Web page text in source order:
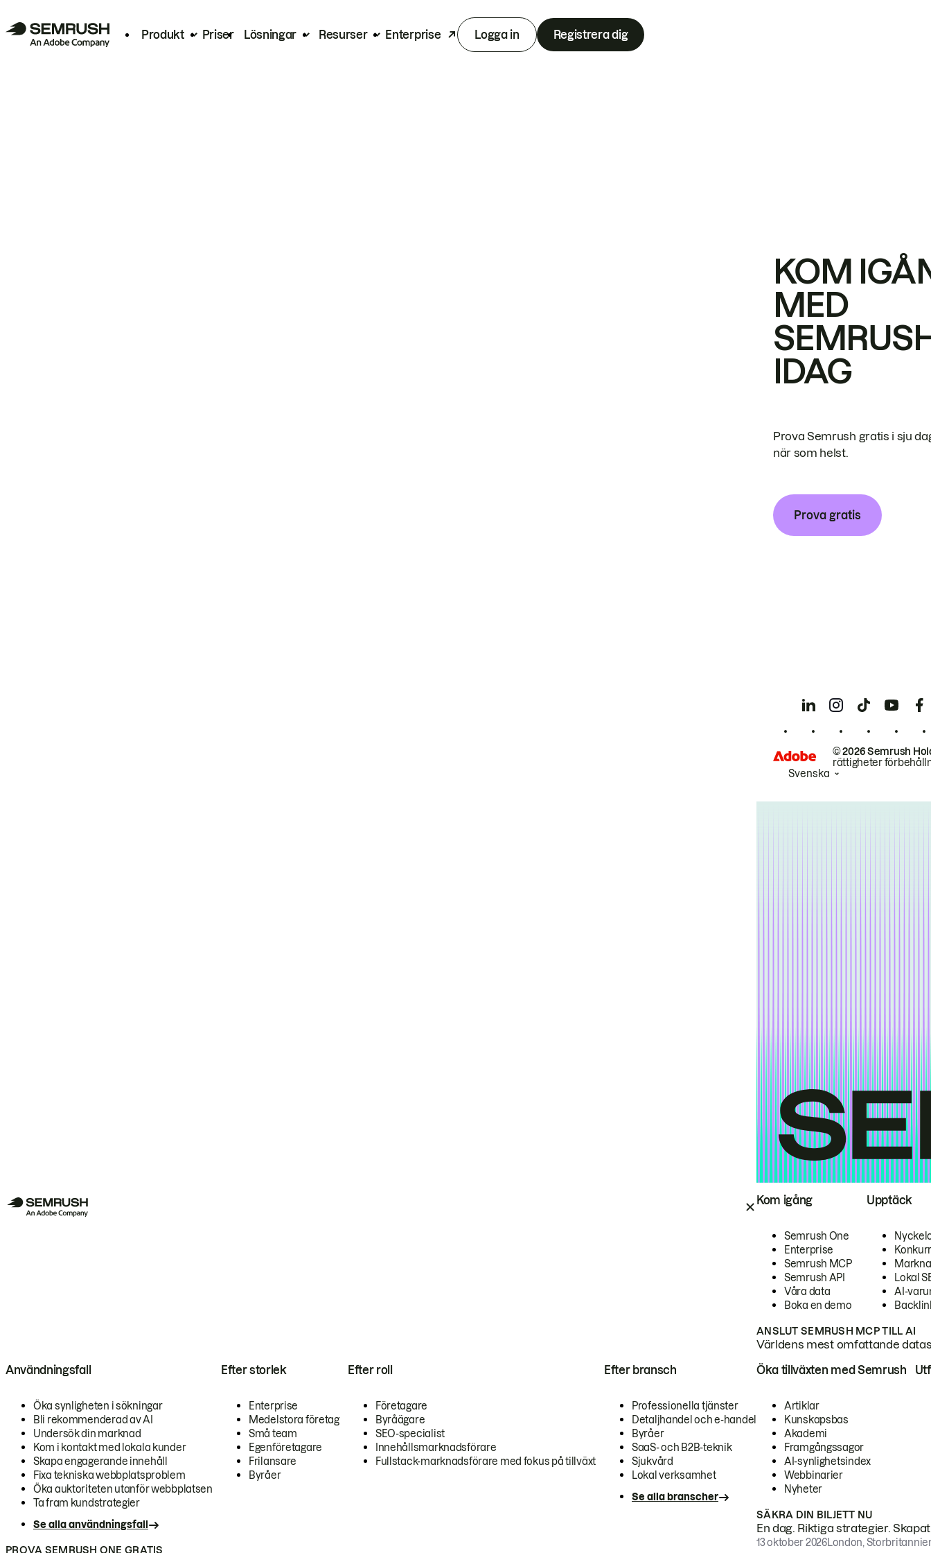
Produkt Priser Lösningar Resurser Enterprise Logga in Registrera dig
Kom igång
Semrush One
Enterprise
Semrush MCP
Semrush API
Våra data
Boka en demo
Upptäck
Lokal
AI-
ANSLUT SEMRUSH MCP TILL AI
Världens mest omfattande
Användningsfall
Öka synligheten i sökningar
Bli rekommenderad av AI
Undersök din marknad
Kom i kontakt med lokala kunder
Skapa engagerande innehåll
Fixa tekniska webbplatsproblem
Öka auktoriteten utanför webbplatsen
Ta fram kundstrategier
Se alla användningsfall
Efter storlek
Enterprise
Medelstora företag
Små team
Egenföretagare
Frilansare
Byråer
Efter roll
Företagare
Byråägare
SEO-specialist
Innehållsmarknadsförare
Fullstack-marknadsförare med fokus på tillväxt
Efter bransch
Professionella tjänster
Detaljhandel och e-handel
Byråer
SaaS- och B2B-teknik
Sjukvård
Lokal verksamhet
Se alla branscher
PROVA SEMRUSH ONE GRATIS
Öka tillväxten med Semrush
Artiklar
Kunskapsbas
Akademi
Framgångssagor
AI-synlighetsindex
Webbinarier
Nyheter
SÄKRA DIN BILJETT NU
En dag. Riktiga strategier.
13 oktober 2026London,
KOM
MED
IDAG
Prova Semrush gratis i sju
när som helst.
Prova gratis
© 2026 Semrush
rättigheter
Svenska